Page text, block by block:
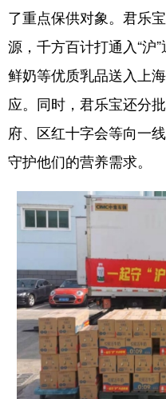
了重点保供对象。君乐
源，千方百计打通入“沪
鲜奶等优质乳品送入上
应。同时，君乐宝还分
府、区红十字会等向一
守护他们的营养需求。